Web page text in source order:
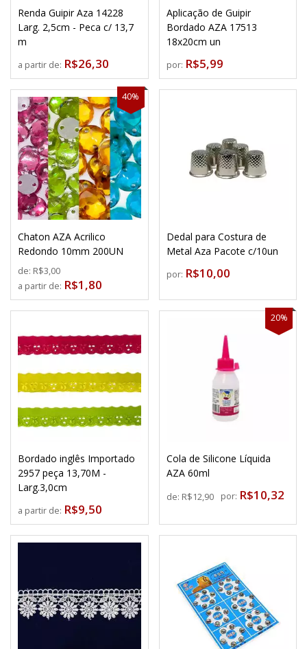
Renda Guipir Aza 14228
Larg. 2,5cm - Peca c/ 13,7
m
a partir de: R$26,30
Aplicação de Guipir
Bordado AZA 17513
18x20cm un
por: R$5,99
Chaton AZA Acrilico
Redondo 10mm 200UN
de: R$3,00
a partir de: R$1,80
40%
Dedal para Costura de
Metal Aza Pacote c/10un
por: R$10,00
Bordado inglês Importado
2957 peça 13,70M -
Larg.3,0cm
a partir de: R$9,50
Cola de Silicone Líquida
AZA 60ml
de: R$12,90 por: R$10,32
20%